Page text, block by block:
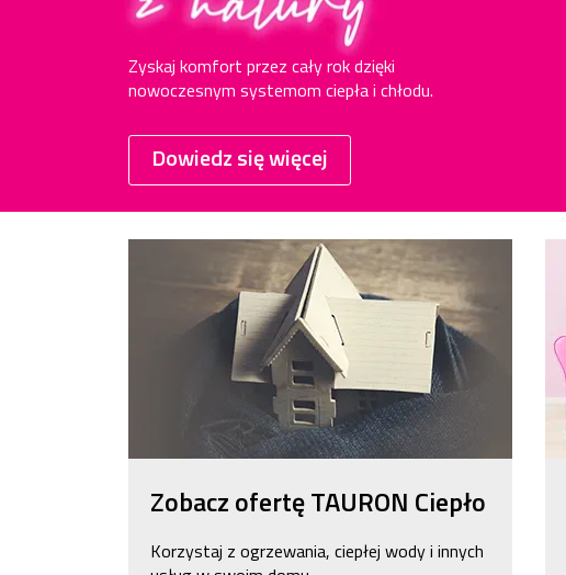
Zyskaj komfort przez cały rok dzięki
nowoczesnym systemom ciepła i chłodu.
Dowiedz się więcej
Zobacz ofertę TAURON Ciepło
Korzystaj z ogrzewania, ciepłej wody i innych